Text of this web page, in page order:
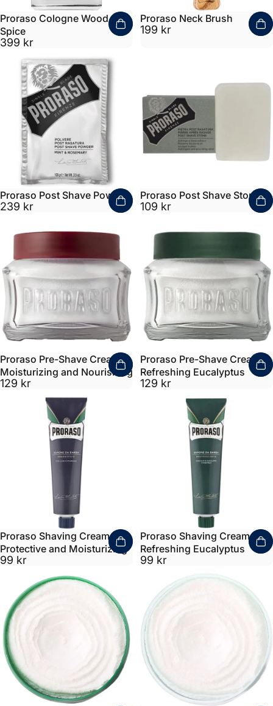
Proraso Cologne Wood &
Spice
399 kr
Proraso Neck Brush
199 kr
Proraso Post Shave Powder
239 kr
Proraso Post Shave Stone
109 kr
Proraso Pre-Shave Cream
Moisturizing and Nourishing
129 kr
Proraso Pre-Shave Cream
Refreshing Eucalyptus
129 kr
Proraso Shaving Cream
Protective and Moisturizing
99 kr
Proraso Shaving Cream
Refreshing Eucalyptus
99 kr